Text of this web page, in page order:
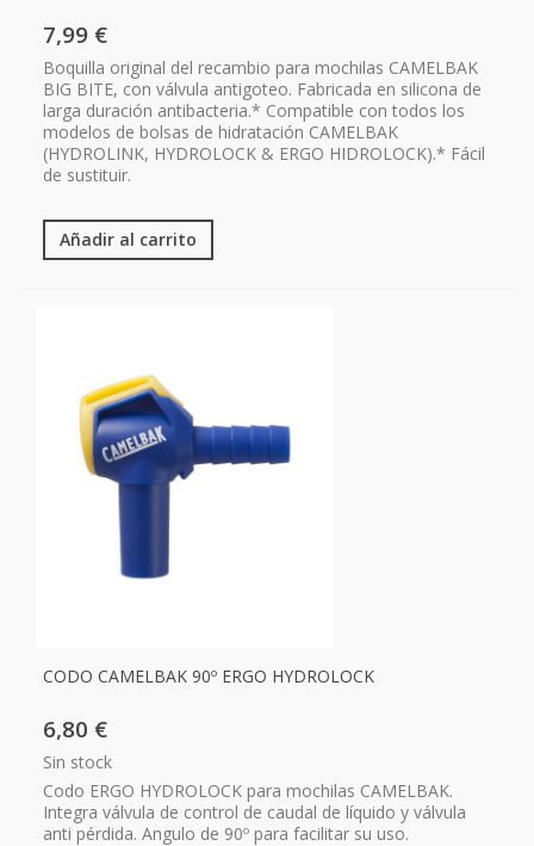
7,99 €
Boquilla original del recambio para mochilas CAMELBAK
BIG BITE, con válvula antigoteo. Fabricada en silicona de
larga duración antibacteria.* Compatible con todos los
modelos de bolsas de hidratación CAMELBAK
(HYDROLINK, HYDROLOCK & ERGO HIDROLOCK).* Fácil
de sustituir.
Añadir al carrito
CODO CAMELBAK 90º ERGO HYDROLOCK
6,80 €
Sin stock
Codo ERGO HYDROLOCK para mochilas CAMELBAK.
Integra válvula de control de caudal de líquido y válvula
anti pérdida. Angulo de 90º para facilitar su uso.